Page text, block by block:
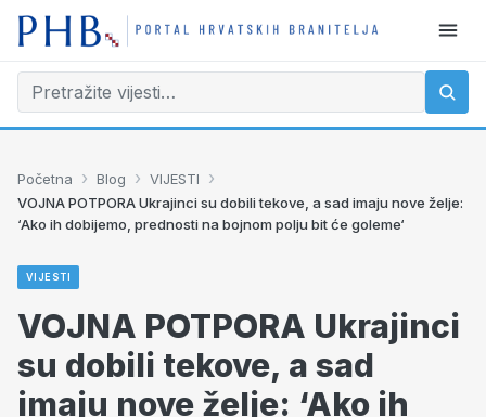
Početna › Blog › VIJESTI ›
VOJNA POTPORA Ukrajinci su dobili tekove, a sad imaju nove želje:
‘Ako ih dobijemo, prednosti na bojnom polju bit će goleme‘
VIJESTI
VOJNA POTPORA Ukrajinci
su dobili tekove, a sad
imaju nove želje: ‘Ako ih